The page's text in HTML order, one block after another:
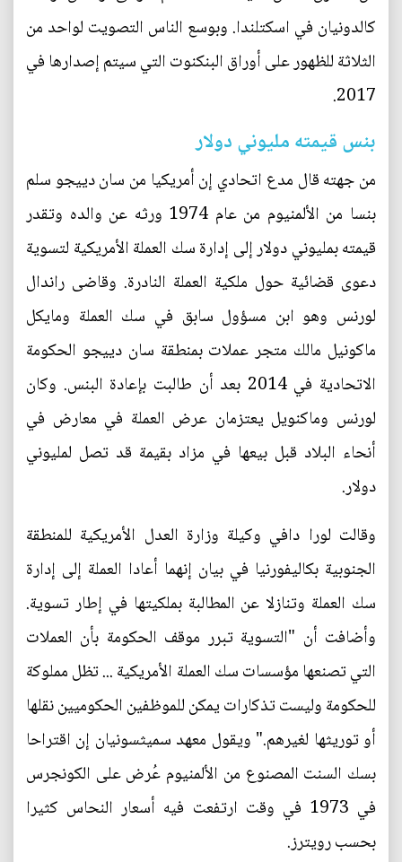
كالدونيان في اسكتلندا. وبوسع الناس التصويت لواحد من
الثلاثة للظهور على أوراق البنكنوت التي سيتم إصدارها في
2017.
بنس قيمته مليوني دولار
من جهته قال مدع اتحادي إن أمريكيا من سان دييجو سلم
بنسا من الألمنيوم من عام 1974 ورثه عن والده وتقدر
قيمته بمليوني دولار إلى إدارة سك العملة الأمريكية لتسوية
دعوى قضائية حول ملكية العملة النادرة. وقاضى راندال
لورنس وهو ابن مسؤول سابق في سك العملة ومايكل
ماكونيل مالك متجر عملات بمنطقة سان دييجو الحكومة
الاتحادية في 2014 بعد أن طالبت بإعادة البنس. وكان
لورنس وماكنويل يعتزمان عرض العملة في معارض في
أنحاء البلاد قبل بيعها في مزاد بقيمة قد تصل لمليوني
دولار.
وقالت لورا دافي وكيلة وزارة العدل الأمريكية للمنطقة
الجنوبية بكاليفورنيا في بيان إنهما أعادا العملة إلى إدارة
سك العملة وتنازلا عن المطالبة بملكيتها في إطار تسوية.
وأضافت أن "التسوية تبرر موقف الحكومة بأن العملات
التي تصنعها مؤسسات سك العملة الأمريكية ... تظل مملوكة
للحكومة وليست تذكارات يمكن للموظفين الحكوميين نقلها
أو توريثها لغيرهم." ويقول معهد سميثسونيان إن اقتراحا
بسك السنت المصنوع من الألمنيوم عُرض على الكونجرس
في 1973 في وقت ارتفعت فيه أسعار النحاس كثيرا
بحسب رويترز.